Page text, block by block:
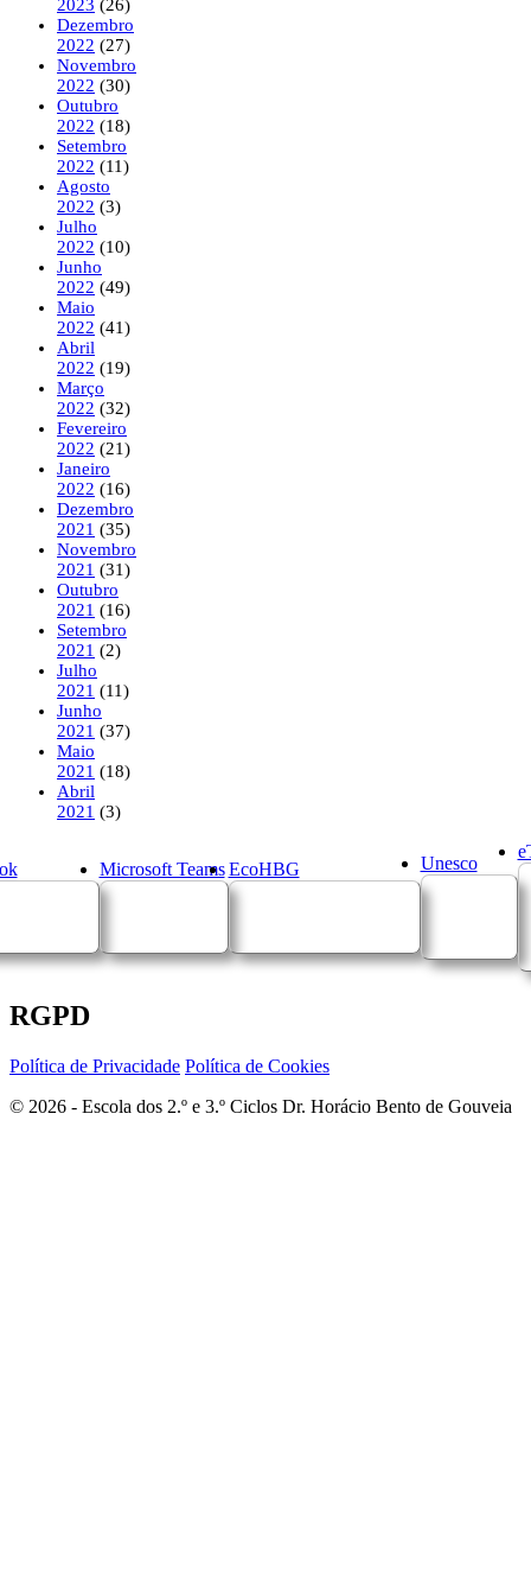
2023 (26)
Dezembro
2022 (27)
Novembro
2022 (30)
Outubro
2022 (18)
Setembro
2022 (11)
Agosto
2022 (3)
Julho
2022 (10)
Junho
2022 (49)
Maio
2022 (41)
Abril
2022 (19)
Março
2022 (32)
Fevereiro
2022 (21)
Janeiro
2022 (16)
Dezembro
2021 (35)
Novembro
2021 (31)
Outubro
2021 (16)
Setembro
2021 (2)
Julho
2021 (11)
Junho
2021 (37)
Maio
2021 (18)
Abril
2021 (3)
Microsoft Teams EcoHBG Unesco
RGPD
Política de Privacidade Política de Cookies
© 2026 - Escola dos 2.º e 3.º Ciclos Dr. Horácio Bento de Gouveia